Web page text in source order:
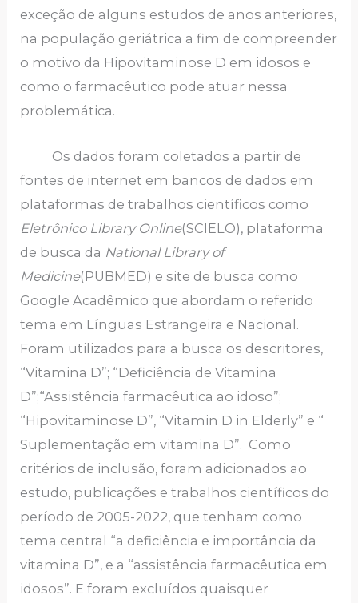
exceção de alguns estudos de anos anteriores,
na população geriátrica a fim de compreender
o motivo da Hipovitaminose D em idosos e
como o farmacêutico pode atuar nessa
problemática.
Os dados foram coletados a partir de
fontes de internet em bancos de dados em
plataformas de trabalhos científicos como
Eletrônico Library Online(SCIELO), plataforma
de busca da National Library of
Medicine(PUBMED) e site de busca como
Google Acadêmico que abordam o referido
tema em Línguas Estrangeira e Nacional.
Foram utilizados para a busca os descritores,
“Vitamina D”; “Deficiência de Vitamina
D”;“Assistência farmacêutica ao idoso”;
“Hipovitaminose D”, “Vitamin D in Elderly” e “
Suplementação em vitamina D”. Como
critérios de inclusão, foram adicionados ao
estudo, publicações e trabalhos científicos do
período de 2005-2022, que tenham como
tema central “a deficiência e importância da
vitamina D”, e a “assistência farmacêutica em
idosos”. E foram excluídos quaisquer